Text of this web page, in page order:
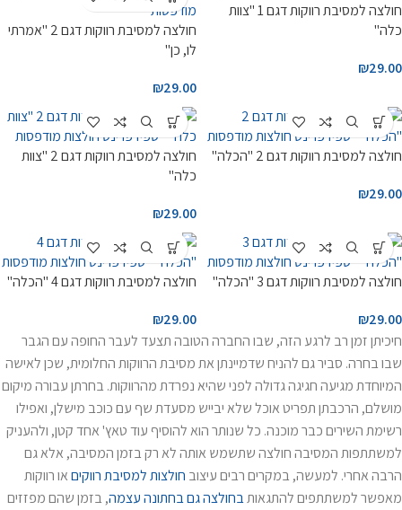
חולצה למסיבת רווקות דגם 1 "צוות
כלה"
₪29.00
חולצה למסיבת רווקות דגם 2 "אמרתי
לו, כן"
₪29.00
חולצה למסיבת רווקות דגם 2 "הכלה"
₪29.00
חולצה למסיבת רווקות דגם 2 "צוות
כלה"
₪29.00
חולצה למסיבת רווקות דגם 3 "הכלה"
₪29.00
חולצה למסיבת רווקות דגם 4 "הכלה"
₪29.00
חיכיתן זמן רב לרגע הזה, שבו החברה הטובה תצעד לעבר החופה עם הגבר
שבו בחרה. סביר גם להניח שדמיינתן את מסיבת הרווקות החלומית, שכן לאישה
המיוחדת מגיעה חגיגה גדולה לפני שהיא נפרדת מהרווקות. בחרתן עבורה מיקום
מושלם, הרכבתן תפריט אוכל שלא יבייש מסעדת שף עם כוכב מישלן, ואפילו
רשימת השירים כבר מוכנה. כל שנותר הוא להוסיף עוד טאץ' אחד קטן, ולהעניק
למשתתפות המסיבה חולצה שתשמש אותה לא רק בזמן המסיבה, אלא גם
הרבה אחרי. למעשה, במקרים רבים עיצוב חולצות למסיבת רווקיםאו רווקות
מאפשר למשתתפים להתגאותבחולצה גם בחתונה עצמה, בזמן שהם מפזזים